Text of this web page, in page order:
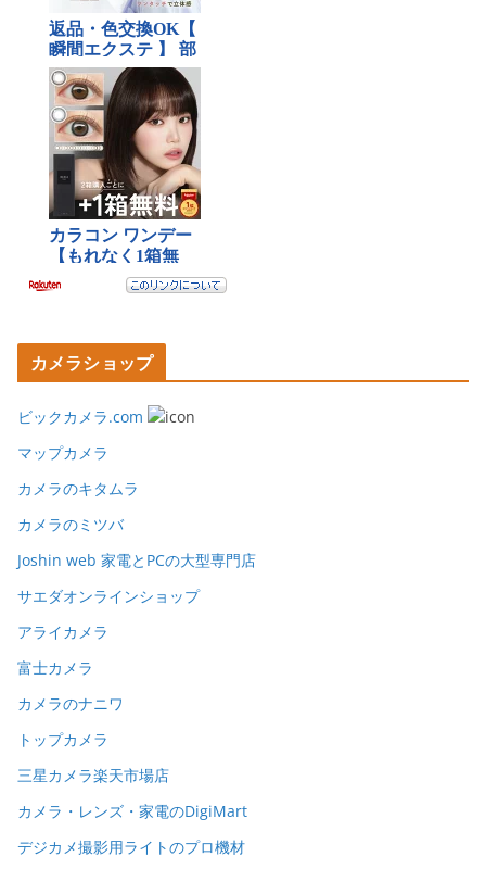
カメラショップ
ビックカメラ.com
マップカメラ
カメラのキタムラ
カメラのミツバ
Joshin web 家電とPCの大型専門店
サエダオンラインショップ
アライカメラ
富士カメラ
カメラのナニワ
トップカメラ
三星カメラ楽天市場店
カメラ・レンズ・家電のDigiMart
デジカメ撮影用ライトのプロ機材